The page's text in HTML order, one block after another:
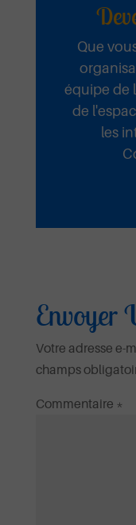
Que
équipe de
de
les
Envoyer
Votre adresse e-
champs
Commentaire *